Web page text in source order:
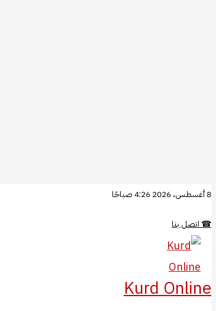
تخطي
المحتوى
8 أغسطس، 2026 4:26 صباحًا
☎ اتصل بنا
Kurd Online